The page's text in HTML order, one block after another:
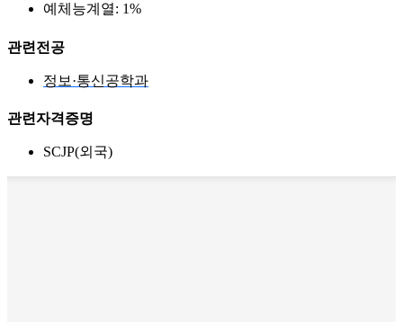
예체능계열: 1%
관련전공
정보·통신공학과
관련자격증명
SCJP(외국)